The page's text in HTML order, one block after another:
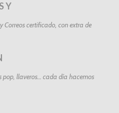
Y
Correos certificado, con extra de
pop, llaveros… cada día hacemos